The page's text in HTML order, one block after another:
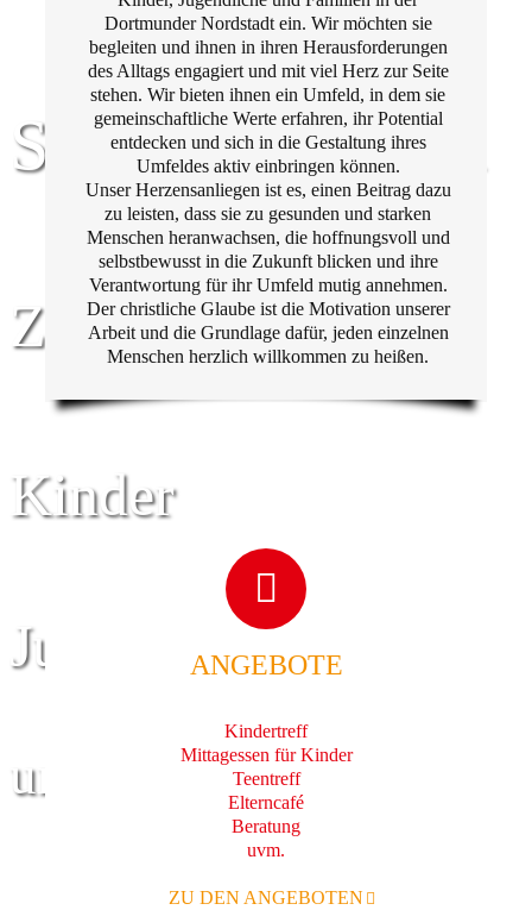
Stern im Norden
Zentrum für
Kinder
Jugend
und Familie
Dortmunder Nordstadt ein. Wir möchten sie
begleiten und ihnen in ihren Herausforderungen
des Alltags engagiert und mit viel Herz zur Seite
stehen. Wir bieten ihnen ein Umfeld, in dem sie
gemeinschaftliche Werte erfahren, ihr Potential
entdecken und sich in die Gestaltung ihres
Umfeldes aktiv einbringen können.
Unser Herzensanliegen ist es, einen Beitrag dazu
zu leisten, dass sie zu gesunden und starken
Menschen heranwachsen, die hoffnungsvoll und
selbstbewusst in die Zukunft blicken und ihre
Verantwortung für ihr Umfeld mutig annehmen.
Der christliche Glaube ist die Motivation unserer
Arbeit und die Grundlage dafür, jeden einzelnen
Menschen herzlich willkommen zu heißen.
ANGEBOTE
Kindertreff
Mittagessen für Kinder
Teentreff
Elterncafé
Beratung
uvm.
ZU DEN ANGEBOTEN